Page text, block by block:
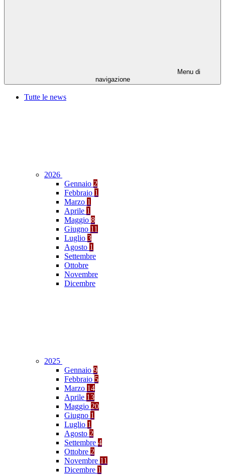
Menu di
navigazione
Tutte le news
2026
Gennaio 2
Febbraio 1
Marzo 1
Aprile 1
Maggio 8
Giugno 11
Luglio 3
Agosto 1
Settembre
Ottobre
Novembre
Dicembre
2025
Gennaio 9
Febbraio 5
Marzo 14
Aprile 13
Maggio 20
Giugno 1
Luglio 1
Agosto 2
Settembre 4
Ottobre 2
Novembre 11
Dicembre 1